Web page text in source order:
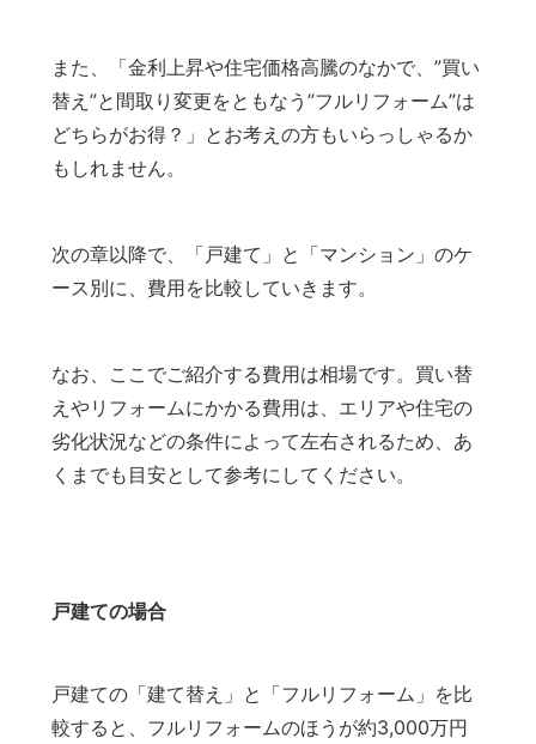
また、「金利上昇や住宅価格高騰のなかで、”買い
替え”と間取り変更をともなう”フルリフォーム”は
どちらがお得？」とお考えの方もいらっしゃるか
もしれません。
次の章以降で、「戸建て」と「マンション」のケ
ース別に、費用を比較していきます。
なお、ここでご紹介する費用は相場です。買い替
えやリフォームにかかる費用は、エリアや住宅の
劣化状況などの条件によって左右されるため、あ
くまでも目安として参考にしてください。
戸建ての場合
戸建ての「建て替え」と「フルリフォーム」を比
較すると、フルリフォームのほうが約3,000万円